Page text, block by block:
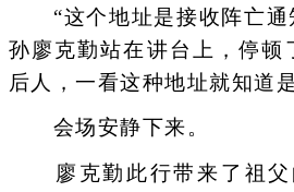
“这个地址是接收阵亡通
孙廖克勤站在讲台上，停顿
后人，一看这种地址就知道
会场安静下来。
廖克勤此行带来了祖父